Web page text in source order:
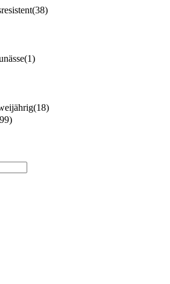
(38)
(1)
(18)